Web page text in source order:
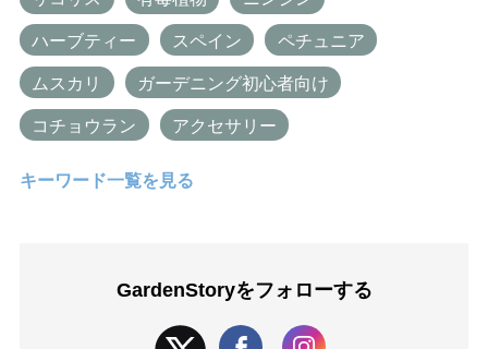
ハーブティー スペイン ペチュニア
ムスカリ ガーデニング初心者向け
コチョウラン アクセサリー
キーワード一覧を見る
GardenStoryをフォローする